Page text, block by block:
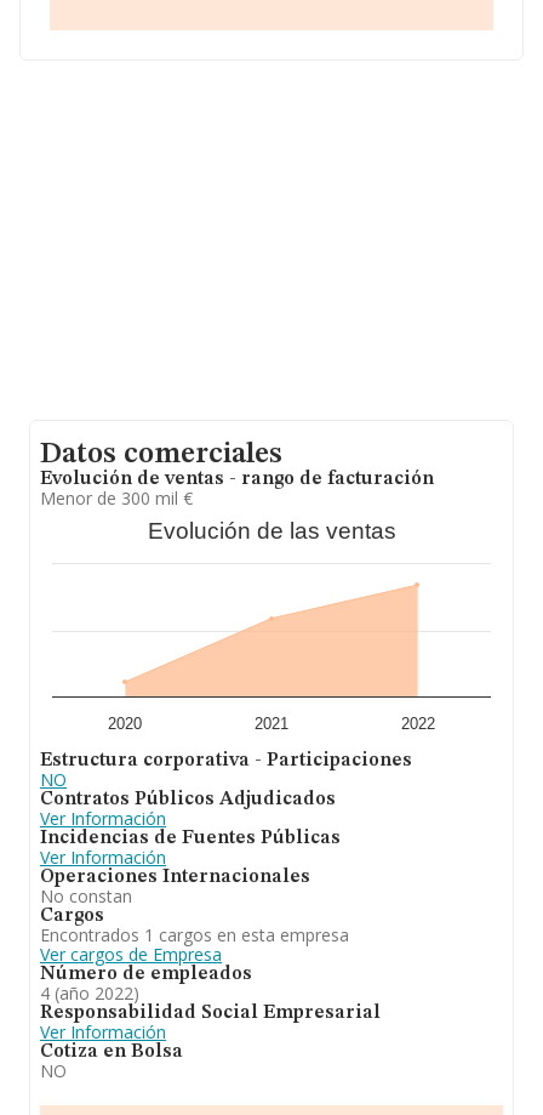
compañías asciende a los 223 mil euros. Teniendo en
Datos comerciales
Evolución de ventas - rango de facturación
Menor de 300 mil €
Evolución de las ventas
2020 2021 2022
Estructura corporativa - Participaciones
NO
Contratos Públicos Adjudicados
Ver Información
Incidencias de Fuentes Públicas
Ver Información
Operaciones Internacionales
No constan
Cargos
Encontrados 1 cargos en esta empresa
Ver cargos de Empresa
Número de empleados
4 (año 2022)
Responsabilidad Social Empresarial
Ver Información
Cotiza en Bolsa
NO